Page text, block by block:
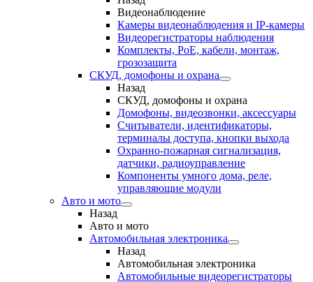
Видеонаблюдение
Камеры видеонаблюдения и IP-камеры
Видеорегистраторы наблюдения
Комплекты, PoE, кабели, монтаж,
грозозащита
СКУД, домофоны и охрана
Назад
СКУД, домофоны и охрана
Домофоны, видеозвонки, аксессуары
Считыватели, идентификаторы,
терминалы доступа, кнопки выхода
Охранно-пожарная сигнализация,
датчики, радиоуправление
Компоненты умного дома, реле,
управляющие модули
Авто и мото
Назад
Авто и мото
Автомобильная электроника
Назад
Автомобильная электроника
Автомобильные видеорегистраторы